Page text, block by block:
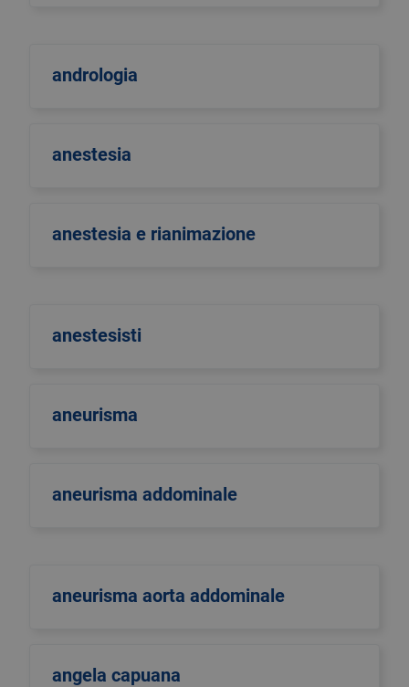
andrologia
anestesia
anestesia e rianimazione
anestesisti
aneurisma
aneurisma addominale
aneurisma aorta addominale
angela capuana